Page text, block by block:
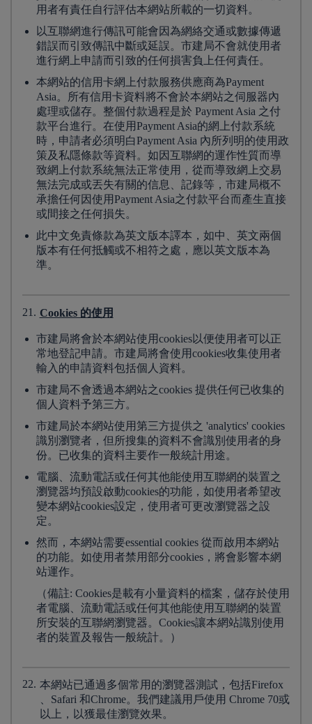
用者有責任自行評估本網站所載的一切資料。
以互聯網進行傳訊可能會因為網絡交通或數據傳遞
錯誤而引致傳訊中斷或延誤。市建局不會就使用者
進行網上申請而引致的任何損害負上任何責任。
本網站的信用卡網上付款服務供應商為Payment
Asia。所有信用卡資料將不會於本網站之伺服器內
處理或儲存。整個付款過程是於 Payment Asia 之付
款平台進行。在使用Payment Asia的網上付款系統
時，申請者必須明白Payment Asia 內所列明的使用政
策及私隱條款等資料。如因互聯網的運作性質而導
致網上付款系統無法正常使用，從而導致網上交易
無法完成或丟失有關的信息、記錄等，市建局概不
承擔任何因使用Payment Asia之付款平台而產生直接
或間接之任何損失。
此中文免責條款為英文版本譯本，如中、英文兩個
版本有任何抵觸或不相符之處，應以英文版本為
準。
21. Cookies 的使用
市建局將會於本網站使用cookies以便使用者可以正
常地登記申請。市建局將會使用cookies收集使用者
輸入的申請資料包括個人資料。
市建局不會透過本網站之cookies 提供任何已收集的
個人資料予第三方。
市建局於本網站使用第三方提供之 'analytics' cookies
識別瀏覽者，但所搜集的資料不會識別使用者的身
份。已收集的資料主要作一般統計用途。
電腦、流動電話或任何其他能使用互聯網的裝置之
瀏覽器均預設啟動cookies的功能，如使用者希望改
變本網站cookies設定，使用者可更改瀏覽器之設
定。
然而，本網站需要essential cookies 從而啟用本網站
的功能。如使用者禁用部分cookies，將會影響本網
站運作。
（備註: Cookies是載有小量資料的檔案，儲存於使用
者電腦、流動電話或任何其他能使用互聯網的裝置
所安裝的互聯網瀏覽器。Cookies讓本網站識別使用
者的裝置及報告一般統計。）
22. 本網站已通過多個常用的瀏覽器測試，包括Firefox
、Safari 和Chrome。我們建議用戶使用 Chrome 70或
以上，以獲最佳瀏覽效果。